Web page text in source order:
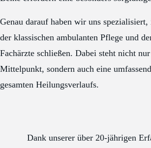
Genau darauf haben wir uns
der klassischen ambulanten Pflege und
Fachärzte schließen. Dabei steht nicht
Mittelpunkt, sondern auch eine
gesamten Heilungsverlaufs.
Dank unserer über 20-jährigen